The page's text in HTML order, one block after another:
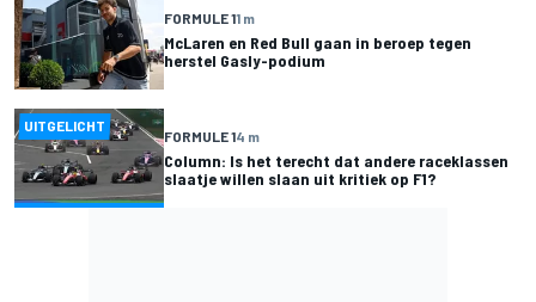
FORMULE 11 m
McLaren en Red Bull gaan in beroep tegen
herstel Gasly-podium
UITGELICHT
FORMULE 14 m
Column: Is het terecht dat andere raceklassen
slaatje willen slaan uit kritiek op F1?